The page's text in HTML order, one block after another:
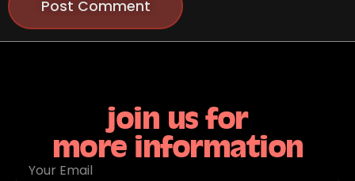
join us for
more information